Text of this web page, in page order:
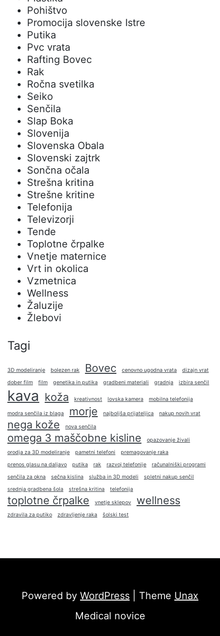
Pohištvo
Promocija slovenske Istre
Putika
Pvc vrata
Rafting Bovec
Rak
Ročna svetilka
Seiko
Senčila
Slap Boka
Slovenija
Slovenska Obala
Slovenski zajtrk
Sončna očala
Strešna kritina
Strešne kritine
Telefonija
Televizorji
Tende
Toplotne črpalke
Vnetje maternice
Vrt in okolica
Vzmetnica
Wellness
Žaluzije
Žlebovi
Tagi
3D modeliranje bolezen rak Bovec cenovno ugodna vrata
dizajn vrat
dober film
film genetika in putika gradbeni materiali gradnja izbira senčil
kava koža kreativnost lovska kamera mobilna telefonija
modra senčila iz blaga morje najboljša prijateljica nakup novih vrat
nega kože nova senčila
omega 3 maščobne kisline
opazovanje živali
orodja za 3D modeliranje
pametni telefoni
premagovanje raka
prenos glasu na daljavo
putika rak razvoj telefonije
računalniški programi
senčila za okna
sečna kislina služba in 3D modeli
spletni nakup senčil
srednja gradbena šola
strešna kritina telefonija
toplotne črpalke vnetje sklepov wellness
zdravila za putiko zdravljenje raka šolski test
Powered by WordPress | Theme Unax
Medical novice